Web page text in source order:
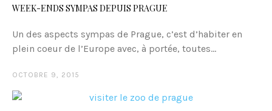
WEEK-ENDS SYMPAS DEPUIS PRAGUE
Un des aspects sympas de Prague, c’est d’habiter en
plein coeur de l’Europe avec, à portée, toutes...
OCTOBRE 9, 2015